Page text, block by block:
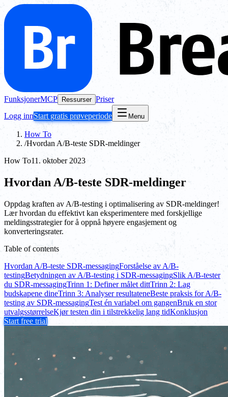
FunksjonerMCP Ressurser Priser
Logg innStart gratis prøveperiode Menu
How To
/Hvordan A/B-teste SDR-meldinger
How To11. oktober 2023
Hvordan A/B-teste SDR-meldinger
Oppdag kraften av A/B-testing i optimalisering av SDR-meldinger!
Lær hvordan du effektivt kan eksperimentere med forskjellige
meldingsstrategier for å oppnå høyere engasjement og
konverteringsrater.
Table of contents
Hvordan A/B-teste SDR-messagingForståelse av A/B-
testingBetydningen av A/B-testing i SDR-messagingSlik A/B-tester
du SDR-messagingTrinn 1: Definer målet dittTrinn 2: Lag
budskapene dineTrinn 3: Analyser resultateneBeste praksis for A/B-
testing av SDR-messagingTest én variabel om gangenBruk en stor
utvalgsstørrelseKjør testen din i tilstrekkelig lang tidKonklusjon
Start free trial